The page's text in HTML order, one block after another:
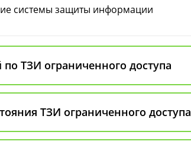
системы защиты информации
ТЗИ ограниченного доступа
ТЗИ ограниченного доступа